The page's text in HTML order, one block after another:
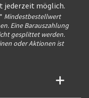
jederzeit möglich.
Mindestbestellwert
Eine Barauszahlung
gesplittet werden.
oder Aktionen ist